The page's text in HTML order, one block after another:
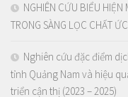
NGHIÊN CỨU BIỂU HIỆN
TRONG SÀNG LỌC CHẤT
Nghiên cứu đặc điểm
tỉnh Quảng Nam và hiệu
triển cận thị (2023 – 2025)